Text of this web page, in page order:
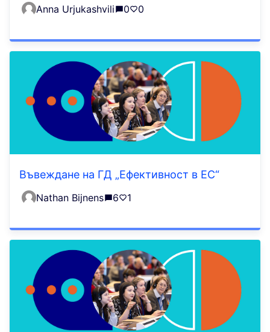
Anna Urjukashvili 0 0
Въвеждане на ГД „Ефективност в ЕС“
Nathan Bijnens 6 1